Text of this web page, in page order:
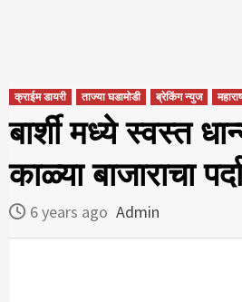
क्राईम डायरी ताज्या घडामोडी ब्रेकिंग न्युज
बार्शी मध्ये स्वस्त
काळ्या बाजाराचा
6 years ago Admin